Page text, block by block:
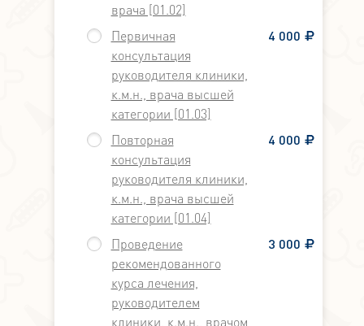
врача [01.02]
Первичная
консультация
руководителя клиники,
к.м.н., врача высшей
категории [01.03]
4 000
Повторная
консультация
руководителя клиники,
к.м.н., врача высшей
категории [01.04]
4 000
Проведение
рекомендованного
курса лечения,
руководителем
клиники, к.м.н., врачом
3 000